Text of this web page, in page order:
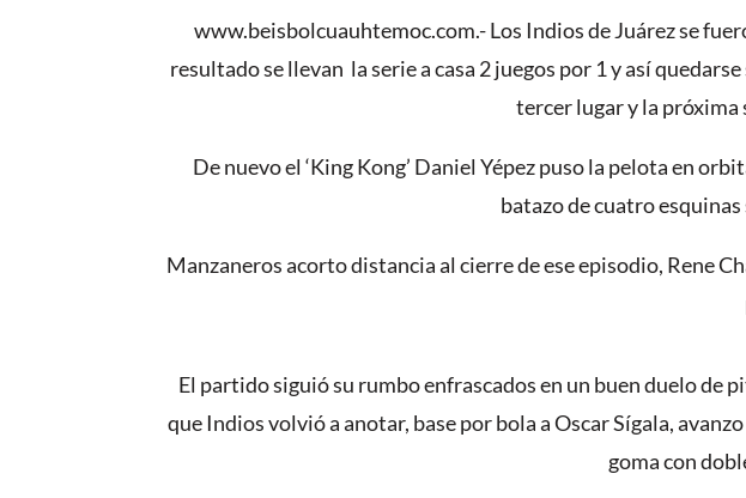
www.beisbolcuauhtemoc.com.- Los Indios de Juárez se
resultado se llevan la serie a casa 2 juegos por 1 y así
tercer lugar y la próxima
De nuevo el ‘King Kong’ Daniel Yépez puso la pelota en
batazo de cuatro
Manzaneros acorto distancia al cierre de ese episodio, Rene
El partido siguió su rumbo enfrascados en un buen duelo
que Indios volvió a anotar, base por bola a Oscar Sígala,
goma con